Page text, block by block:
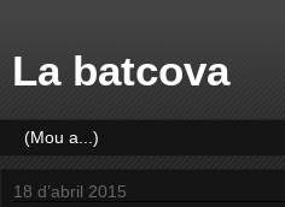
La batcova
18 d’abril 2015